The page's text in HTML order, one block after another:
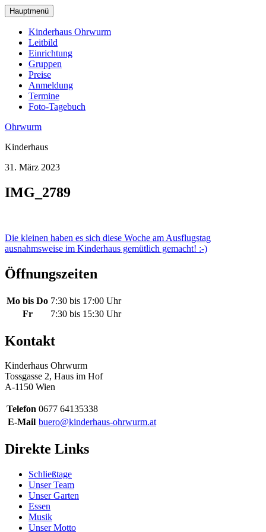
zum
Hauptinhalt
wechseln
Hauptmenü
Kinderhaus Ohrwurm
Leitbild
Einrichtung
Gruppen
Preise
Anmeldung
Termine
Foto-Tagebuch
Ohrwurm
Kinderhaus
31. März 2023
IMG_2789
Beitragsnavigation
Die kleinen haben es sich diese Woche am Ausflugstag
ausnahmsweise im Kinderhaus gemütlich gemacht! :-)
Öffnungszeiten
Mo bis Do 7:30 bis 17:00 Uhr
Fr
7:30 bis 15:30 Uhr
Kontakt
Kinderhaus Ohrwurm
Tossgasse 2, Haus im Hof
A-1150 Wien
Telefon 0677 64135338
E-Mail buero@kinderhaus-ohrwurm.at
Direkte Links
Schließtage
Unser Team
Unser Garten
Essen
Musik
Unser Motto